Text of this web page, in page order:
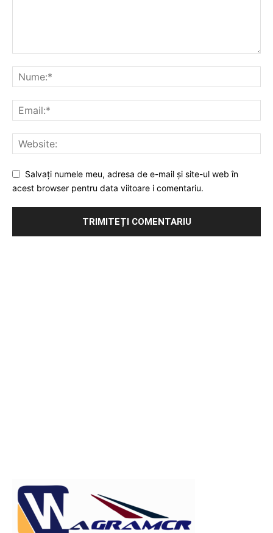
Salvați numele meu, adresa de e-mail și site-ul web în
acest browser pentru data viitoare i comentariu.